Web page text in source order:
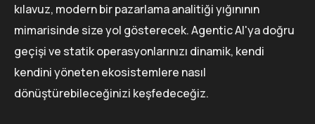
kılavuz, modern bir pazarlama analitiği yığınının
mimarisinde size yol gösterecek. Agentic AI'ya doğru
geçişi ve statik operasyonlarınızı dinamik, kendi
kendini yöneten ekosistemlere nasıl
dönüştürebileceğinizi keşfedeceğiz.